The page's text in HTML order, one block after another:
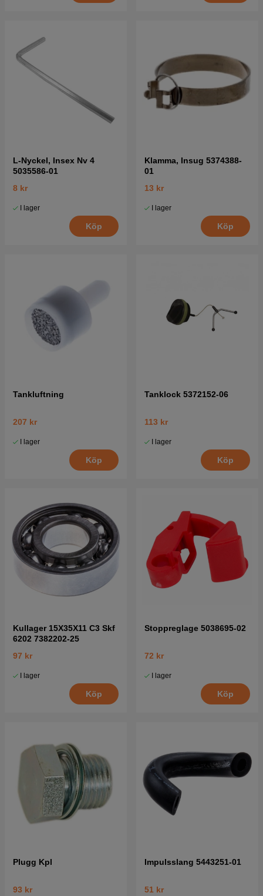
L-Nyckel, Insex Nv 4
5035586-01
8 kr
I lager
Köp
Klamma, Insug 5374388-
01
13 kr
I lager
Köp
Tankluftning
207 kr
I lager
Köp
Tanklock 5372152-06
113 kr
I lager
Köp
Kullager 15X35X11 C3 Skf
6202 7382202-25
97 kr
I lager
Köp
Stoppreglage 5038695-02
72 kr
I lager
Köp
Plugg Kpl
93 kr
Impulsslang 5443251-01
51 kr